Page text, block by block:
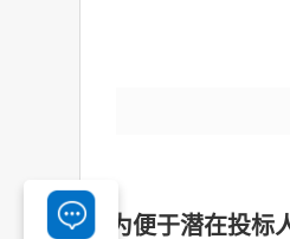
为便于潜在投标